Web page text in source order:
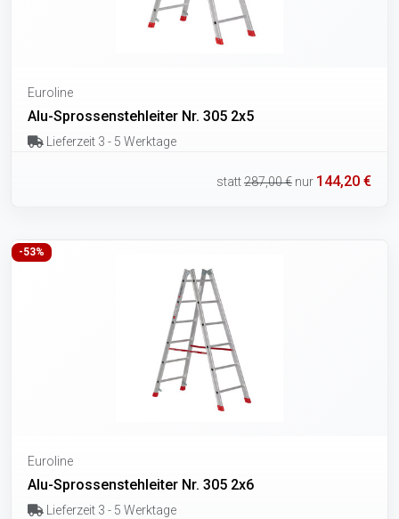
Euroline
Alu-Sprossenstehleiter Nr. 305 2x5
Lieferzeit 3 - 5 Werktage
statt287,00 € nur 144,20 €
-53%
Euroline
Alu-Sprossenstehleiter Nr. 305 2x6
Lieferzeit 3 - 5 Werktage